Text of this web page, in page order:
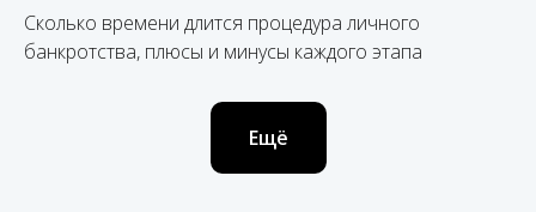
Сколько времени длится процедура личного
банкротства, плюсы и минусы каждого этапа
Ещё